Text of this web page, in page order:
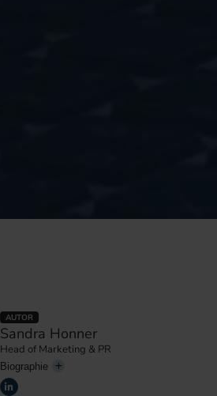
AUTOR
Sandra Honner
Head of Marketing & PR
Biographie